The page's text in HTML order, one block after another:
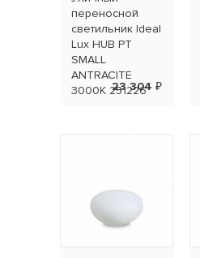
переносной
светильник Ideal
Lux HUB PT
SMALL
ANTRACITE
3000K 251226
23 304 ₽